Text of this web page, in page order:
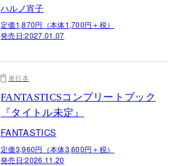
ハルノ宵子
定価1,870円（本体1,700円＋税）
発売日:2027.01.07
単行本
FANTASTICSコンプリートブック
『タイトル未定』
FANTASTICS
定価3,960円（本体3,600円＋税）
発売日:2026.11.20